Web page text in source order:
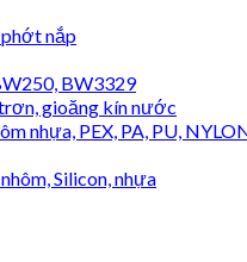
nắp
BW3329
gioăng kín nước
nhựa, PEX, PA, PU,
Silicon, nhựa